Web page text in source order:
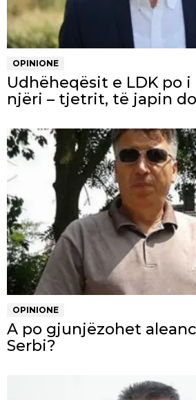
OPINIONE
Udhëheqësit e LDK po
njëri – tjetrit, të japin
OPINIONE
A po gjunjëzohet
Serbi?